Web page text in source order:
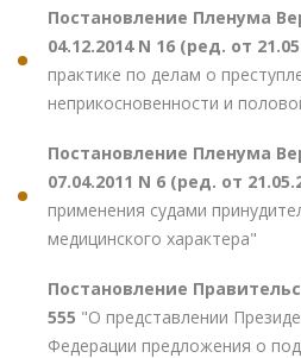
Постановление Пленума
04.12.2014 N 16 (ред. от
практике по делам о
неприкосновенности и
Постановление Пленума
07.04.2011 N 6 (ред. от
применения судами
медицинского характера"
Постановление
555 "О представлении
Федерации предложения о